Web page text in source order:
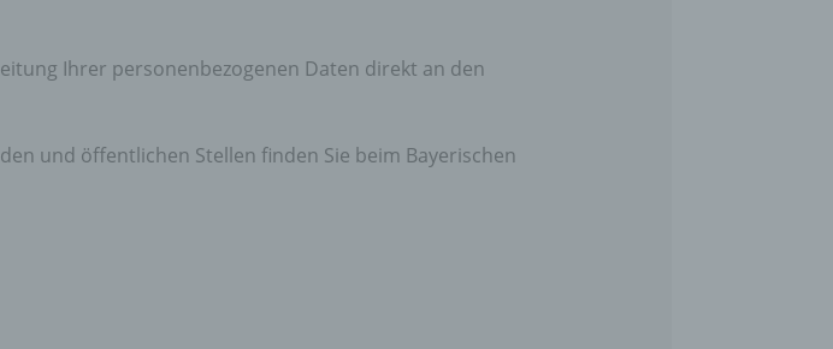
Ihrer personenbezogenen Daten direkt an den
und öffentlichen Stellen finden Sie beim Bayerischen